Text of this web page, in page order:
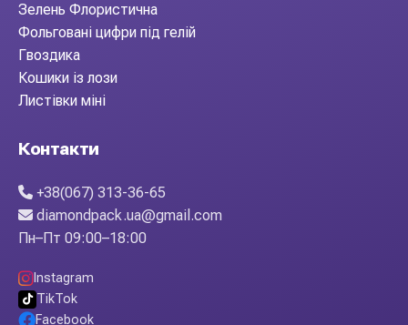
Зелень Флористична
Фольговані цифри під гелій
Гвоздика
Кошики із лози
Листівки міні
Контакти
+38(067) 313-36-65
diamondpack.ua@gmail.com
Пн–Пт 09:00–18:00
Instagram
TikTok
Facebook